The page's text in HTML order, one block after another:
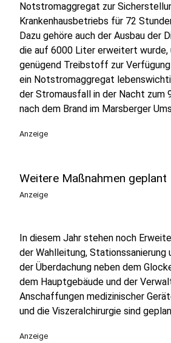
Notstromaggregat zur
Krankenhausbetriebs für 72
Dazu gehöre auch der Ausbau der
die auf 6000 Liter erweitert wurde,
genügend Treibstoff zur Verfügung
ein Notstromaggregat
der Stromausfall in der Nacht zum
nach dem Brand im Marsberger
Anzeige
Weitere Maßnahmen geplant
Anzeige
In diesem Jahr stehen noch
der Wahlleitung, Stationssanierung
der Überdachung neben dem
dem Hauptgebäude und der
Anschaffungen medizinischer
und die Viszeralchirurgie sind
Anzeige